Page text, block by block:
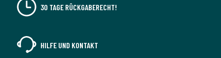
30 TAGE RÜCKGABERECHT!
HILFE UND KONTAKT